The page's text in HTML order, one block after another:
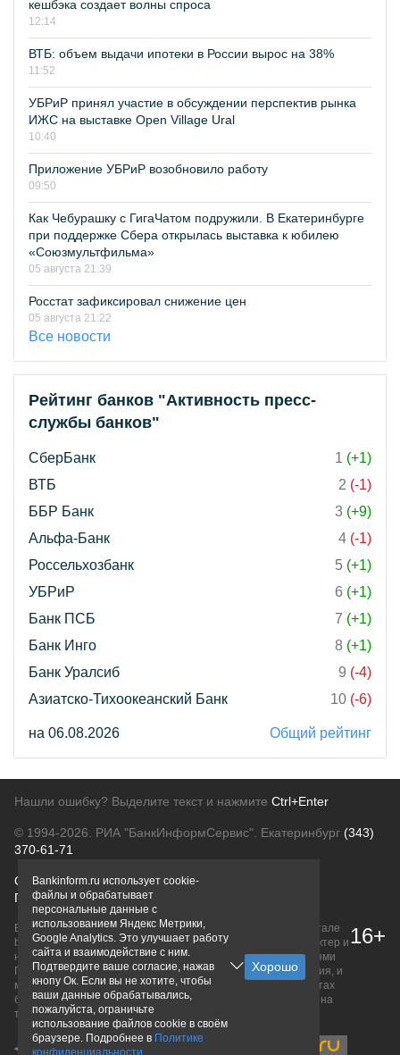
кешбэка создает волны спроса
12:14
ВТБ: объем выдачи ипотеки в России вырос на 38%
11:52
УБРиР принял участие в обсуждении перспектив рынка
ИЖС на выставке Open Village Ural
10:40
Приложение УБРиР возобновило работу
09:50
Как Чебурашку с ГигаЧатом подружили. В Екатеринбурге
при поддержке Сбера открылась выставка к юбилею
«Союзмультфильма»
05 августа 21:39
Росстат зафиксировал снижение цен
05 августа 21:22
Все новости
Рейтинг банков "Активность пресс-
службы банков"
СберБанк 1 (+1)
ВТБ
2 (-1)
ББР Банк
3 (+9)
Альфа-Банк
4 (-1)
Россельхозбанк
5 (+1)
УБРиР
6 (+1)
Банк ПСБ
7 (+1)
Банк Инго
8 (+1)
Банк Уралсиб
9 (-4)
Азиатско-Тихоокеанский Банк
10 (-6)
на 06.08.2026 Общий рейтинг
Нашли ошибку? Выделите текст и нажмите Ctrl+Enter
© 1994-2026. РИА "БанкИнформСервис". Екатеринбург (343)
370-61-71
О проектеПолитика конфиденциальности
Правовая информацияДля рекламодателей
Вся информация о продуктах банков, размещенная на портале
bankinform.ru, носит исключительно ознакомительный характер и
не является публичной офертой, определяемой положениями
ГК РФ. Информация не содержит точного и полного описания, и
может быть изменена. Конечные условия уточняйте на сайтах
банков или при личном обращении. Исключительное право на
товарные знаки принадлежит их правообладателям.
16+
Bankinform.ru использует cookie-
файлы и обрабатывает
персональные данные с
использованием Яндекс Метрики,
Google Analytics. Это улучшает работу
сайта и взаимодействие с ним.
Подтвердите ваше согласие, нажав
кнопу Ок. Если вы не хотите, чтобы
ваши данные обрабатывались,
пожалуйста, ограничьте
использование файлов cookie в своём
браузере. Подробнее в Политике
конфиденциальности